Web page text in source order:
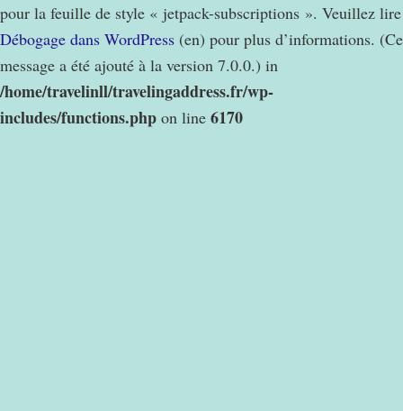
pour la feuille de style « jetpack-subscriptions ». Veuillez lire
Débogage dans WordPress (en) pour plus d’informations. (Ce
message a été ajouté à la version 7.0.0.) in
/home/travelinll/travelingaddress.fr/wp-
includes/functions.php on line 6170